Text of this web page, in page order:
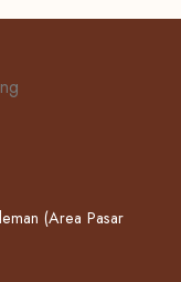
(Area Pasar